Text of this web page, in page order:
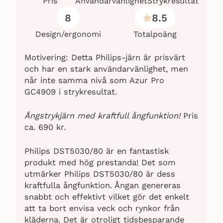
8
Design/ergonomi
8.5
Totalpoäng
Motivering: Detta Philips-järn är prisvärt
och har en stark användarvänlighet, men
når inte samma nivå som Azur Pro
GC4909 i strykresultat.
Ångstrykjärn med kraftfull ångfunktion!Pris
ca. 690 kr.
Philips DST5030/80 är en fantastisk
produkt med hög prestanda! Det som
utmärker Philips DST5030/80 är dess
kraftfulla ångfunktion. Ångan genereras
snabbt och effektivt vilket gör det enkelt
att ta bort envisa veck och rynkor från
kläderna. Det är otroligt tidsbesparande